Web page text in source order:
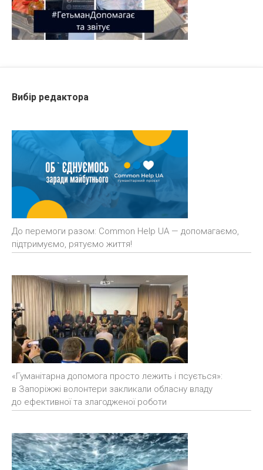
Вибір редактора
До перемоги разом: Common Help UA — допомагаємо,
підтримуємо, рятуємо життя!
«Гуманітарна допомога просто лежить і псується»:
в Запоріжжі волонтери закликали обласну владу
до ефективної та злагодженої роботи